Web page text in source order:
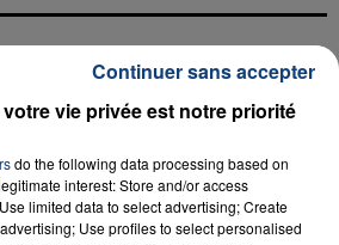
vie privée est notre priorité
do the following data processing based on
interest: Store and/or access
limited data to select advertising; Create
Use profiles to select personalised
Continuer sans accepter